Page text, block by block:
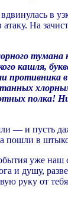
в
На
полка!
— и
пошли в
уже
и душу,
руку от